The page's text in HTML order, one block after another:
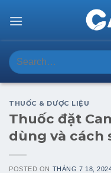
Search
for:
THUỐC & DƯỢC LIỆU
Thuốc đặt
dùng và cách
POSTED ON THÁNG 7 18,